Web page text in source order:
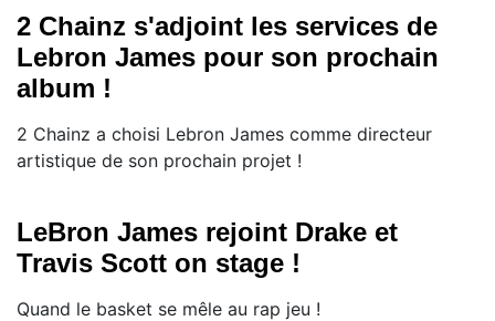
2 Chainz s'adjoint les services de
Lebron James pour son prochain
album !
2 Chainz a choisi Lebron James comme directeur
artistique de son prochain projet !
LeBron James rejoint Drake et
Travis Scott on stage !
Quand le basket se mêle au rap jeu !